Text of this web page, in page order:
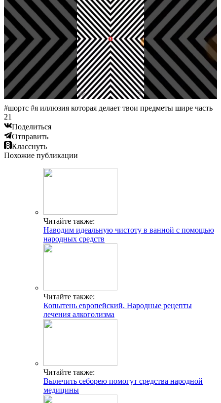
#шортс #я иллюзия которая делает твои предметы шире часть
21
Поделиться
Отправить
Класснуть
Похожие публикации
Читайте также:
Наводим идеальную чистоту в ванной с помощью
народных средств
Читайте также:
Копытень европейский. Народные рецепты
лечения алкоголизма
Читайте также:
Вылечить себорею помогут средства народной
медицины